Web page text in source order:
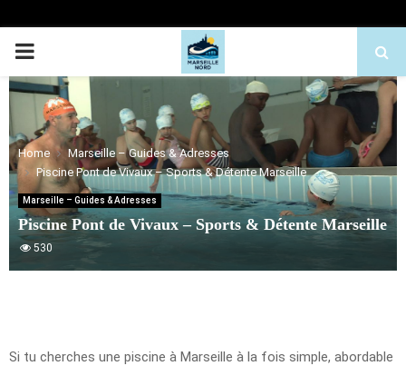
PRIMARY
MENU
Home
Marseille – Guides & Adresses
Piscine Pont de Vivaux – Sports & Détente Marseille
Marseille – Guides & Adresses
Piscine Pont de Vivaux – Sports & Détente Marseille
530
Si tu cherches une piscine à Marseille à la fois simple, abordable